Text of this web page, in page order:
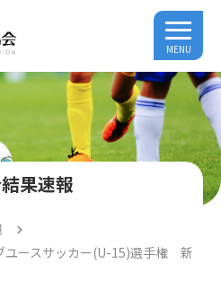
MENU
果速報
ースサッカー(U-15)選手権 新